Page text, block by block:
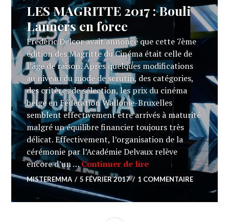
LES MAGRITTE 2017 : Bouli
Lanners en force
Frédéric Delcor avait annoncé que cette 7ème
édition des Magritte du Cinéma était celle de
l’âge de raison. Après quelques modifications
au niveau du mode de scrutin, des catégories,
des critères de sélection, les prix du cinéma
belge en Fédération Wallonie-Bruxelles
semblent effectivement être arrivés à maturité
malgré un équilibre financier toujours très
délicat. Effectivement, l’organisation de la
cérémonie par l’Académie Delvaux relève
encore d’un …Continuer de lireLES MAGRITTE
MISTEREMMA 5 FÉVRIER 2017 1 COMMENTAIRE